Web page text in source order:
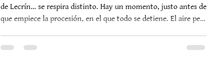
de Lecrín… se respira distinto. Hay un momento, justo antes de
que empiece la procesión, en el que todo se detiene. El aire pesa